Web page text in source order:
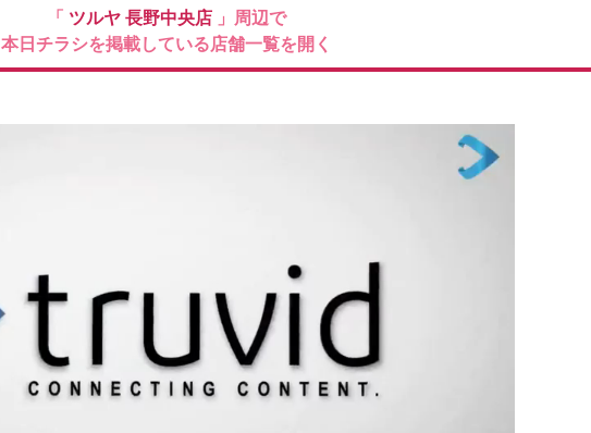
「 ツルヤ 長野中央店 」周辺で
本日チラシを掲載している店舗一覧を開く